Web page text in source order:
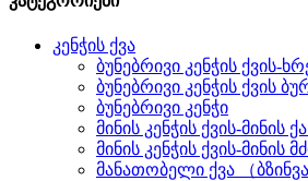
კენჭის ქვა
ბუნებრივი კენჭის ქვის-
ბუნებრივი კენჭის ქვის
ბუნებრივი კენჭი
მინის კენჭის ქვის-მინის
მინის კენჭის ქვის-მინის
მანათობელი ქვა （